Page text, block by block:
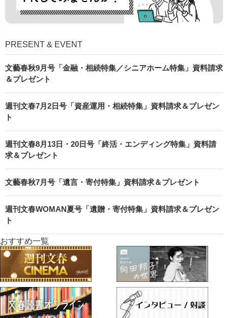
PRESENT & EVENT
文藝春秋9月号「金融・相続特集／シニアホーム特集」資料請求
＆プレゼント
週刊文春7月2日号「資産運用・相続特集」資料請求＆プレゼン
ト
週刊文春8月13日・20日号「終活・エンディング特集」資料請
求＆プレゼント
文藝春秋7月号「遺言・寄付特集」資料請求＆プレゼント
週刊文春WOMAN夏号「遺贈・寄付特集」資料請求＆プレゼン
ト
おすすめ一覧